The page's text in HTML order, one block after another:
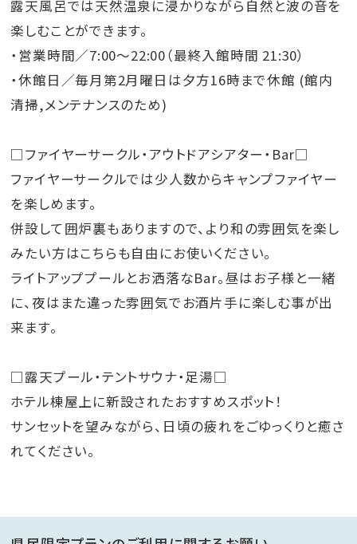
露天風呂では天然温泉に浸かりながら自然と波の音を
楽しむことができます。
・営業時間／7:00～22:00（最終入館時間 21:30）
・休館日／毎月第2月曜日は夕方16時まで休館 (館内
清掃,メンテナンスのため)
□ファイヤーサークル・アウトドアシアター・Bar□
ファイヤーサークルでは少人数からキャンプファイヤー
を楽しめます。
併設して囲炉裏もありますので、より和の雰囲気を楽し
みたい方はこちらも自由にお使いください。
ライトアッププールとお洒落なBar。昼はお子様と一緒
に、夜はまた違った雰囲気でお酒片手に楽しむ事が出
来ます。
□露天プール・テントサウナ・足湯□
ホテル棟屋上に新設されたおすすめスポット！
サンセットを望みながら、日頃の疲れをごゆっくりと癒さ
れてください。